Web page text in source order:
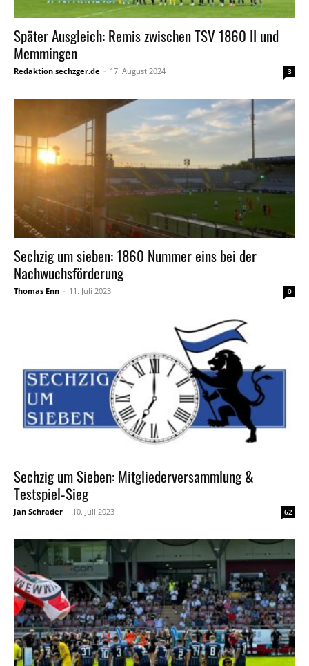
Später Ausgleich: Remis zwischen TSV 1860 II und
Memmingen
Redaktion sechzger.de - 17. August 2024 3
Sechzig um sieben: 1860 Nummer eins bei der
Nachwuchsförderung
Thomas Enn - 11. Juli 2023 0
Sechzig um Sieben: Mitgliederversammlung &
Testspiel-Sieg
Jan Schrader - 10. Juli 2023 62